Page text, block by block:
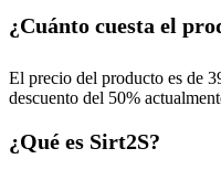
¿Cuánto cuesta el
El precio del producto es de
descuento del 50%
¿Qué es Sirt2S?